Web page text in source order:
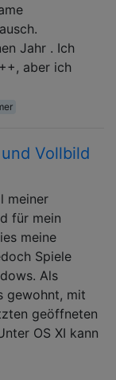
Jahr . Ich
aber ich
Vollbild
meiner
für mein
meine
Spiele
Als
gewohnt, mit
geöffneten
OS XI kann